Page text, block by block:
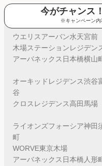
今がチャンス
※キャンペーン内
ウエリスアーバン水天宮前
木場ステーションレジデン
アーバネックス日本橋横山
オーキッドレジデンス渋谷
谷
クロスレジデンス高田馬場
ライオンズフォーシア神田
町
WORVE東京木場
アーバネックス日本橋人形